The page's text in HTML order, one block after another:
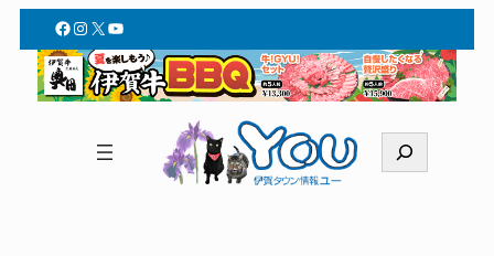
Facebook
Instagram
X YouTube
索